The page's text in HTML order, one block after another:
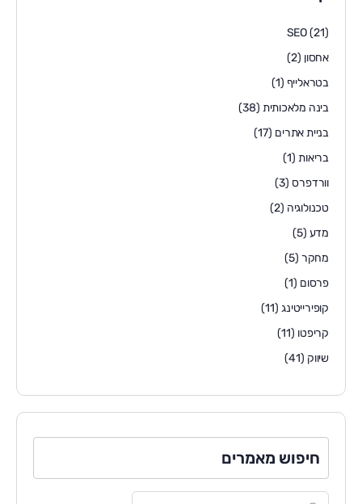
SEO(21)
אחסון (2)
בטראלייף (1)
בינה מלאכותית (38)
בניית אתרים (17)
בריאות(1)
וורדפרס (3)
טכנולוגיה (2)
מדע (5)
מחקר (5)
פרסום (1)
קופירייטינג(11)
קריפטו (11)
שיווק (41)
חיפוש מאמרים